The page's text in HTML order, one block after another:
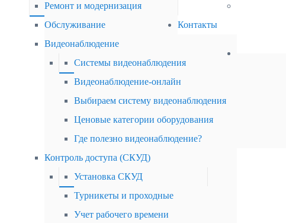
Ремонт и модернизация
Обслуживание
Видеонаблюдение
Системы видеонаблюдения
Видеонаблюдение-онлайн
Выбираем систему видеонаблюдения
Ценовые категории оборудования
Где полезно видеонаблюдение?
Контроль доступа (СКУД)
Установка СКУД
Турникеты и проходные
Учет рабочего времени
Контакты